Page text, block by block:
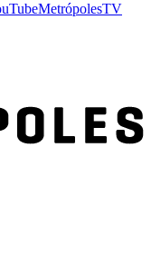
MetrópolesTV